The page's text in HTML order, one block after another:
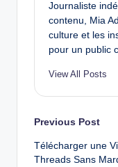
Journaliste
contenu, Mia
culture et les
pour un public
View All Posts
Post
Previous Post
Télécharger une
Threads Sans